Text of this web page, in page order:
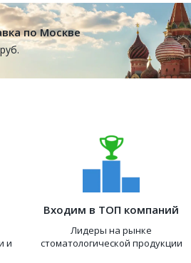
по Москве
и
Входим в ТОП компаний
Лидеры на рынке
стоматологической продукции